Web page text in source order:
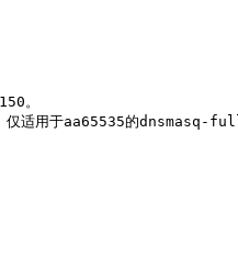
。
适用于aa65535的dnsmasq-full